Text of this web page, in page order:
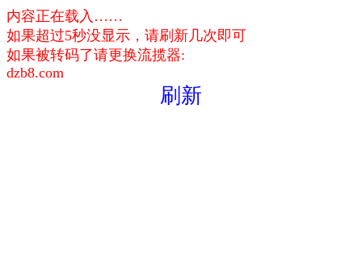
内容正在载入……
如果超过5秒没显示，请刷新几次即可
如果被转码了请更换流揽器:
dzb8.com
刷新